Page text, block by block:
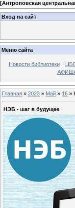
[Антроповская
Вход на сайт
Меню сайта
Новости библиотеки
Главная » 2023 » Май » 16 »
НЭБ - шаг в будущее